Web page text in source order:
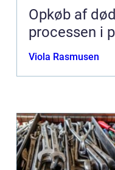
Opkøb af dødsbo
processen i
Viola Rasmusen